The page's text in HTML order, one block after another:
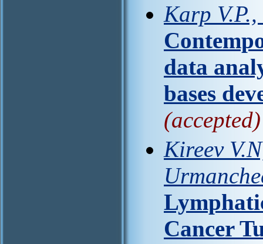
Karp
data
bases
(accepted)
Kireev
Cancer